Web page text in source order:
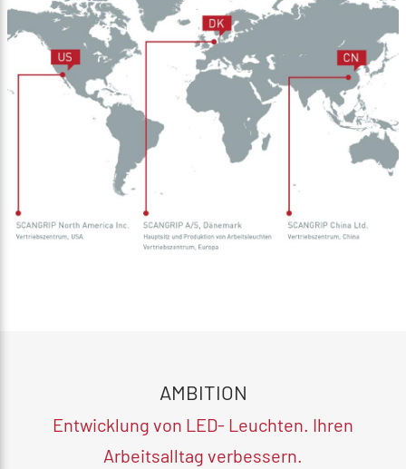
AMBITION
Entwicklung von LED- Leuchten. Ihren
Arbeitsalltag verbessern.